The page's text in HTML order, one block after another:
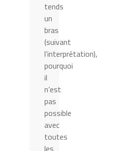
tends
un
bras
(suivant
l’interprétation),
pourquoi
il
n’est
pas
possible
avec
toutes
les